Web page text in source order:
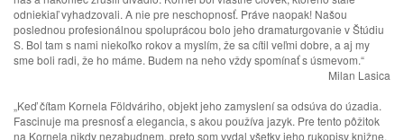
odniekiaľ vyhadzovali. A nie pre neschopnosť. Práve naopak! Našou
poslednou profesionálnou spoluprácou bolo jeho dramaturgovanie v Štúdiu
S. Bol tam s nami niekoľko rokov a myslím, že sa cítil veľmi dobre, a aj my
sme boli radi, že ho máme. Budem na neho vždy spomínať s úsmevom.“
Milan Lasica
„Keď čítam Kornela Földváriho, objekt jeho zamyslení sa odsúva do úzadia.
Fascinuje ma presnosť a elegancia, s akou používa jazyk. Pre tento pôžitok
na Kornela nikdy nezabudnem, preto som vydal všetky jeho rukopisy knižne,